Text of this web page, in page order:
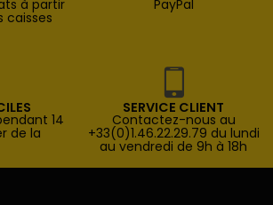
à partir
caisses
PayPal
14
de la
SERVICE CLIENT
Contactez-nous au
+33(0)1.46.22.29.79 du lundi
au vendredi de 9h à 18h